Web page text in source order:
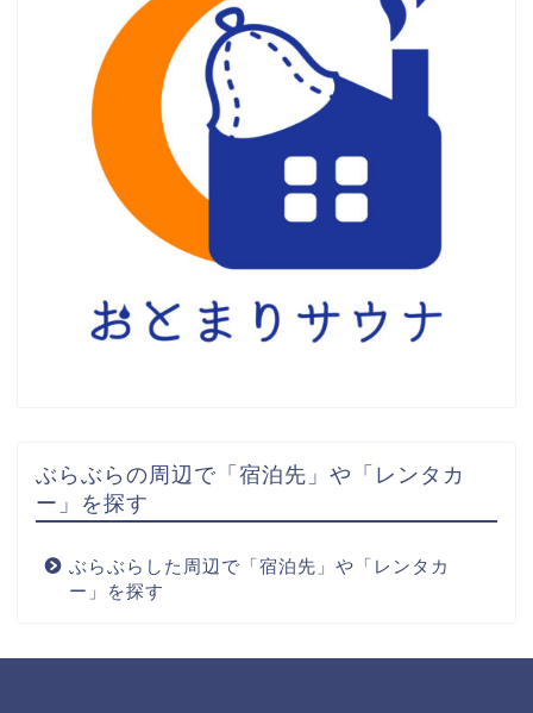
ぶらぶらの周辺で「宿泊先」や「レンタカ
ー」を探す
ぶらぶらした周辺で「宿泊先」や「レンタカ
ー」を探す